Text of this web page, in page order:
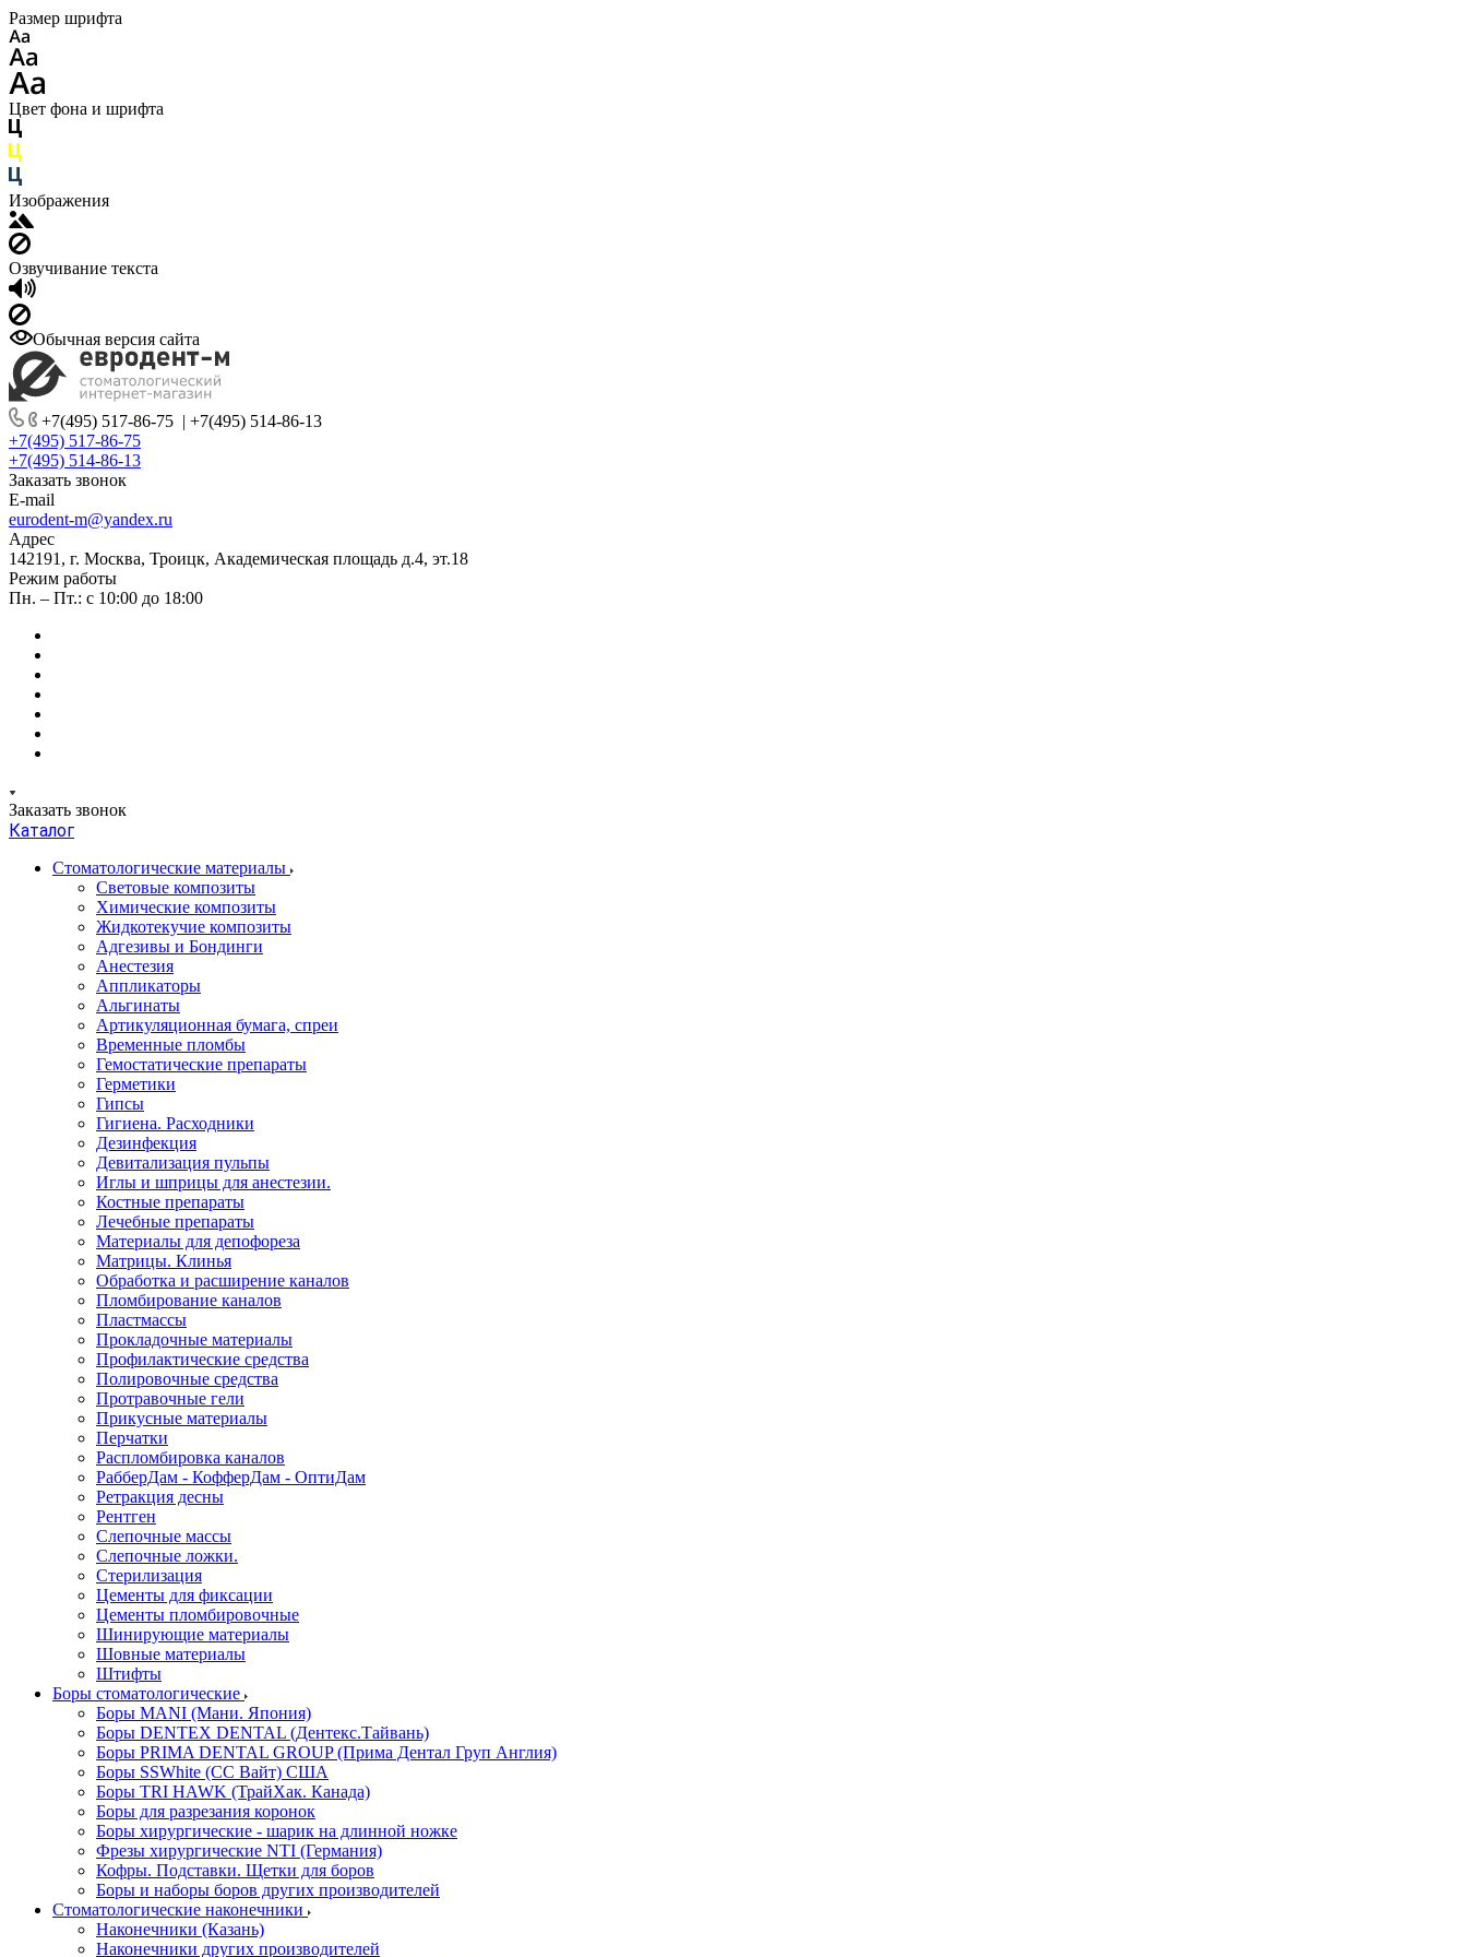
Размер шрифта
Цвет фона и шрифта
Изображения
Озвучивание текста
Обычная версия сайта
+7(495) 517-86-75 | +7(495) 514-86-13
+7(495) 517-86-75
+7(495) 514-86-13
Заказать звонок
E-mail
eurodent-m@yandex.ru
Адрес
142191, г. Москва, Троицк, Академическая площадь д.4, эт.18
Режим работы
Пн. – Пт.: с 10:00 до 18:00
Заказать звонок
Каталог
Стоматологические материалы
Световые композиты
Химические композиты
Жидкотекучие композиты
Адгезивы и Бондинги
Анестезия
Аппликаторы
Альгинаты
Артикуляционная бумага, спреи
Временные пломбы
Гемостатические препараты
Герметики
Гипсы
Гигиена. Расходники
Дезинфекция
Девитализация пульпы
Иглы и шприцы для анестезии.
Костные препараты
Лечебные препараты
Материалы для депофореза
Матрицы. Клинья
Обработка и расширение каналов
Пломбирование каналов
Пластмассы
Прокладочные материалы
Профилактические средства
Полировочные средства
Протравочные гели
Прикусные материалы
Перчатки
Распломбировка каналов
РабберДам - КофферДам - ОптиДам
Ретракция десны
Рентген
Слепочные массы
Слепочные ложки.
Стерилизация
Цементы для фиксации
Цементы пломбировочные
Шинирующие материалы
Шовные материалы
Штифты
Боры стоматологические
Боры MANI (Мани. Япония)
Боры DENTEX DENTAL (Дентекс.Тайвань)
Боры PRIMA DENTAL GROUP (Прима Дентал Груп Англия)
Боры SSWhite (СС Вайт) США
Боры TRI HAWK (ТрайХак. Канада)
Боры для разрезания коронок
Боры хирургические - шарик на длинной ножке
Фрезы хирургические NTI (Германия)
Кофры. Подставки. Щетки для боров
Боры и наборы боров других производителей
Стоматологические наконечники
Наконечники (Казань)
Наконечники других производителей